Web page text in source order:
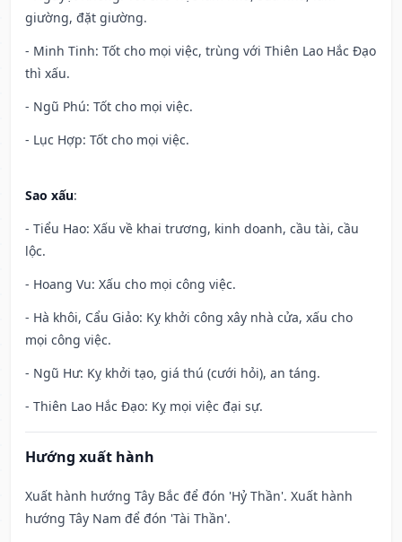
giường, đặt giường.
- Minh Tinh: Tốt cho mọi việc, trùng với Thiên Lao Hắc Đạo
thì xấu.
- Ngũ Phú: Tốt cho mọi việc.
- Lục Hợp: Tốt cho mọi việc.
Sao xấu:
- Tiểu Hao: Xấu về khai trương, kinh doanh, cầu tài, cầu
lộc.
- Hoang Vu: Xấu cho mọi công việc.
- Hà khôi, Cẩu Giảo: Kỵ khởi công xây nhà cửa, xấu cho
mọi công việc.
- Ngũ Hư: Kỵ khởi tạo, giá thú (cưới hỏi), an táng.
- Thiên Lao Hắc Đạo: Kỵ mọi việc đại sự.
Hướng xuất hành
Xuất hành hướng Tây Bắc để đón 'Hỷ Thần'. Xuất hành
hướng Tây Nam để đón 'Tài Thần'.